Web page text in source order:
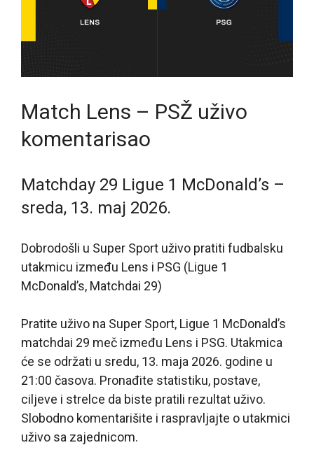
Match Lens – PSŽ uživo
komentarisao
Matchday 29 Ligue 1 McDonald’s –
sreda, 13. maj 2026.
Dobrodošli u Super Sport uživo pratiti fudbalsku
utakmicu između Lens i PSG (Ligue 1
McDonald’s, Matchdai 29)
Pratite uživo na Super Sport, Ligue 1 McDonald’s
matchdai 29 meč između Lens i PSG. Utakmica
će se održati u sredu, 13. maja 2026. godine u
21:00 časova. Pronađite statistiku, postave,
ciljeve i strelce da biste pratili rezultat uživo.
Slobodno komentarišite i raspravljajte o utakmici
uživo sa zajednicom.